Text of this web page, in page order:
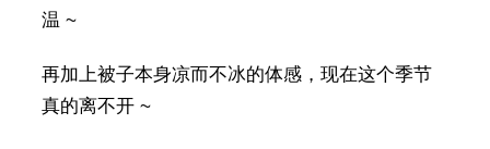
温 ~
再加上被子本身凉而不冰的体感，现在这个季节
真的离不开 ~